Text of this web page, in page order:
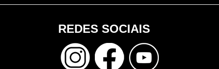
REDES SOCIAIS